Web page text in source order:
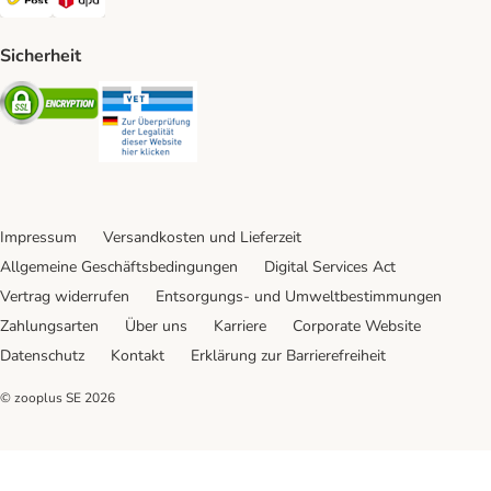
Sicherheit
Security
Impressum
Versandkosten und Lieferzeit
Allgemeine Geschäftsbedingungen
Digital Services Act
Vertrag widerrufen
Entsorgungs- und Umweltbestimmungen
Zahlungsarten
Über uns Karriere
Corporate Website
Datenschutz
Kontakt Erklärung zur Barrierefreiheit
© zooplus SE 2026